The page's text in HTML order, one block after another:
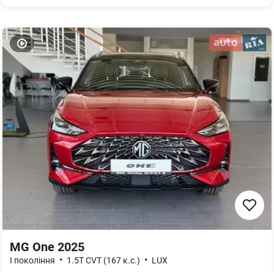
MG One 2025
I покоління • 1.5T CVT (167 к.с.) • LUX